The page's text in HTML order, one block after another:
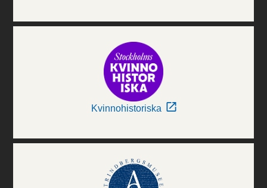
Kvinnohistoriska